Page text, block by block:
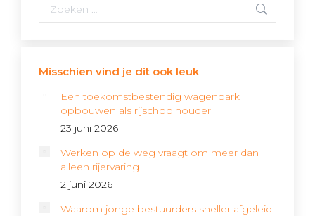
Misschien vind je dit ook leuk
Een toekomstbestendig wagenpark
opbouwen als rijschoolhouder
23 juni 2026
Werken op de weg vraagt om meer dan
alleen rijervaring
2 juni 2026
Waarom jonge bestuurders sneller afgeleid